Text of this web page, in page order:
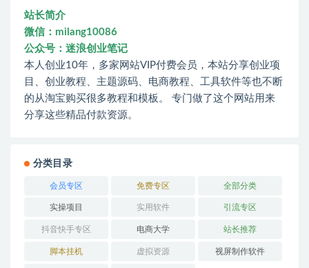
站长简介
微信：milang10086
公众号：迷浪创业笔记
本人创业10年，多家网站VIP付费会员，本站分享创业项
目、创业教程、主题源码、电商教程、工具软件等也不断
的从淘宝购买很多教程和模板。 专门做了这个网站用来
分享这些精品付款资源。
分类目录
会员专区 免费专区 全部分类
实操项目 实用软件 引流专区
抖音快手专区 电商大学 站长推荐
脚本挂机 虚拟资源 视屏制作软件